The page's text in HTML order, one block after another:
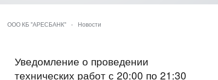
ООО КБ "АРЕСБАНК" - Новости
Уведомление о проведении
технических работ с 20:00 по 21:30